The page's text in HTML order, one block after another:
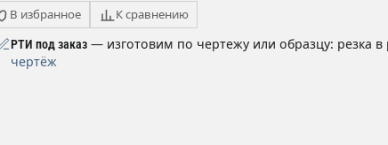
В избранное К сравнению
РТИ под заказ — изготовим по чертежу или образцу: резка
чертёж